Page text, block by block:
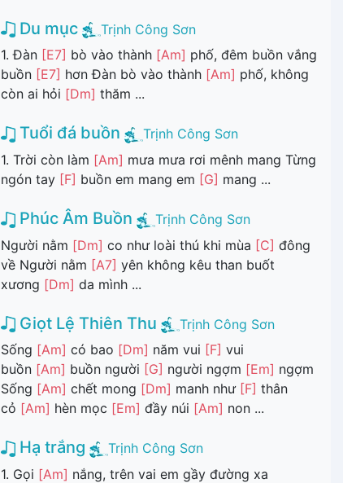
Du mục
Trịnh Công Sơn
1. Đàn [E7] bò vào thành [Am] phố, đêm buồn vắng
buồn [E7] hơn Đàn bò vào thành [Am] phố, không
còn ai hỏi [Dm] thăm ...
Tuổi đá buồn
Trịnh Công Sơn
1. Trời còn làm [Am] mưa mưa rơi mênh mang Từng
ngón tay [F] buồn em mang em [G] mang ...
Phúc Âm Buồn
Trịnh Công Sơn
Người nằm [Dm] co như loài thú khi mùa [C] đông
về Người nằm [A7] yên không kêu than buốt
xương [Dm] da mình ...
Giọt Lệ Thiên Thu
Trịnh Công Sơn
Sống [Am] có bao [Dm] năm vui [F] vui
buồn [Am] buồn người [G] người ngợm [Em] ngợm
Sống [Am] chết mong [Dm] manh như [F] thân
cỏ [Am] hèn mọc [Em] đầy núi [Am] non ...
Hạ trắng
Trịnh Công Sơn
1. Gọi [Am] nắng, trên vai em gầy đường xa